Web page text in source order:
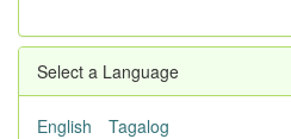
Select a Language
English Tagalog